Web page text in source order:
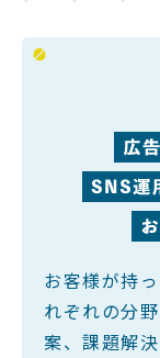
お客様が持
れぞれの分
案、課題解決